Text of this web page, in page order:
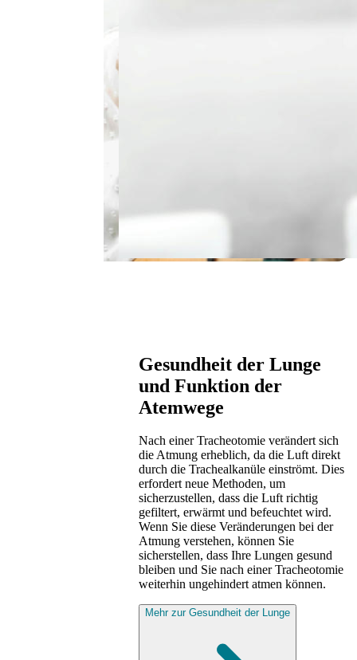
Gesundheit der Lunge
und Funktion der
Atemwege
Nach einer Tracheotomie verändert sich
die Atmung erheblich, da die Luft direkt
durch die Trachealkanüle einströmt. Dies
erfordert neue Methoden, um
sicherzustellen, dass die Luft richtig
gefiltert, erwärmt und befeuchtet wird.
Wenn Sie diese Veränderungen bei der
Atmung verstehen, können Sie
sicherstellen, dass Ihre Lungen gesund
bleiben und Sie nach einer Tracheotomie
weiterhin ungehindert atmen können.
Mehr zur Gesundheit der Lunge